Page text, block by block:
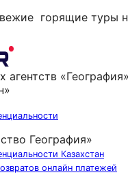
горящие туры
агентств «География»
География»
Казахстан
онлайн платежей